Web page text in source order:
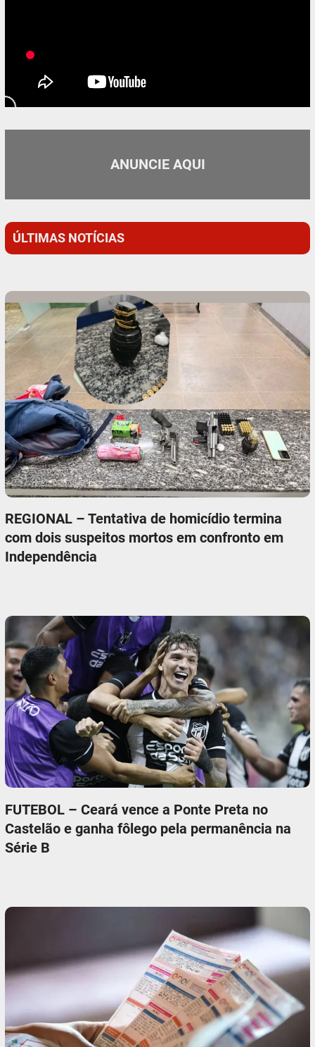
ANUNCIE AQUI
ÚLTIMAS NOTÍCIAS
REGIONAL – Tentativa de homicídio termina
com dois suspeitos mortos em confronto em
Independência
FUTEBOL – Ceará vence a Ponte Preta no
Castelão e ganha fôlego pela permanência na
Série B